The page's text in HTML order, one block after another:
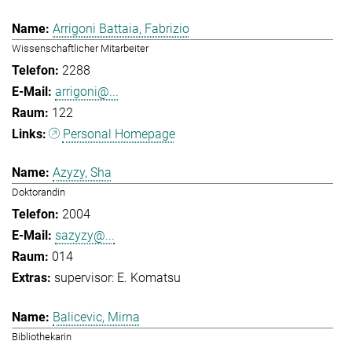
Arrigoni Battaia, Fabrizio
Wissenschaftlicher Mitarbeiter
2288
arrigoni@...
122
Personal Homepage
Azyzy, Sha
Doktorandin
2004
sazyzy@...
014
supervisor: E. Komatsu
Balicevic, Mirna
Bibliothekarin